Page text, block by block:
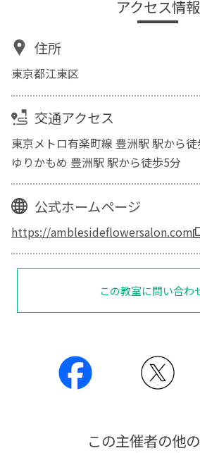
アクセス情報
住所
東京都江東区
交通アクセス
東京メトロ有楽町線 豊洲駅 駅から
ゆりかもめ 豊洲駅 駅から徒歩5分
公式ホームページ
https://amblesideflowersalon.com
この教室に問い合わ
この主催者の他